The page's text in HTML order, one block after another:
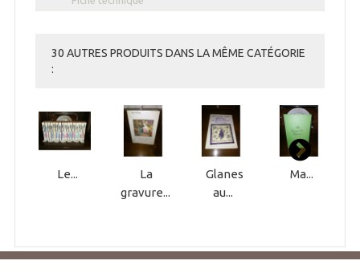
30 AUTRES PRODUITS DANS LA MÊME CATÉGORIE
:
Le...
La
gravure...
Glanes
au...
Ma...